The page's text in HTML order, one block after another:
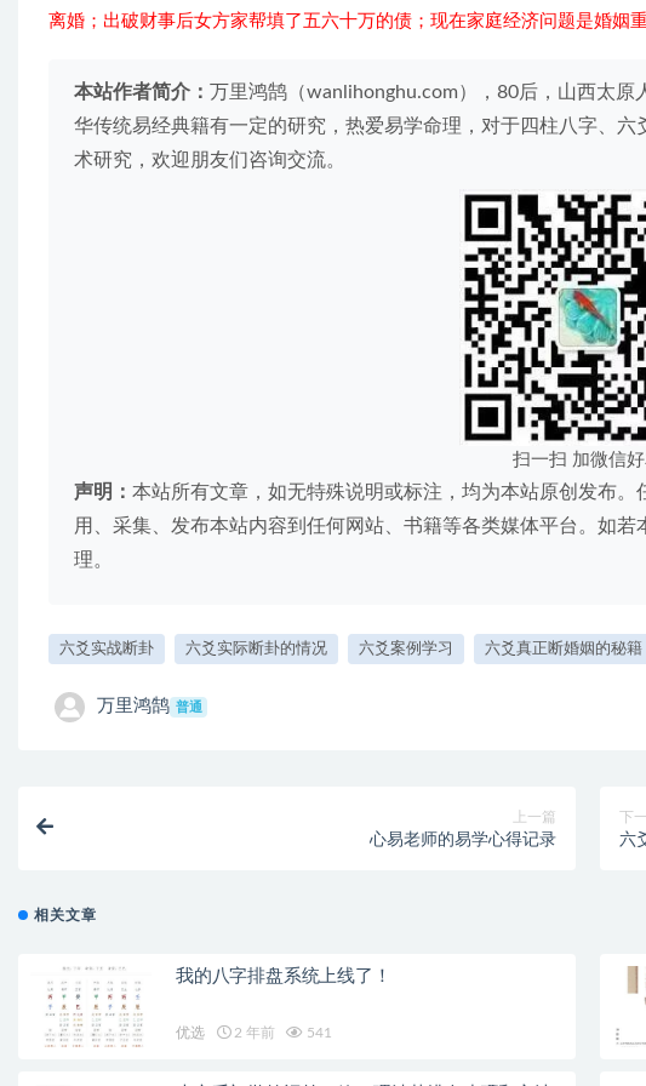
离婚；出破财事后女方家帮填了五六十万的债；现在家庭经济问题是婚姻重
本站作者简介： 万里鸿鹄（wanlihonghu.com），80后，山西太
华传统易经典籍有一定的研究，热爱易学命理，对于四柱八字、
术研究，欢迎朋友们咨询交流。
扫一扫 加微信
声明： 本站所有文章，如无特殊说明或标注，均为本站原创发布
用、采集、发布本站内容到任何网站、书籍等各类媒体平台。如
理。
六爻实战断卦 六爻实际断卦的情况 六爻案例学习 六爻真正断婚姻的秘籍
万里鸿鹄 普通
上一篇
心易老师的易学心得记录
下
六
相关文章
我的八字排盘系统上线了！
优选 2 年前 541